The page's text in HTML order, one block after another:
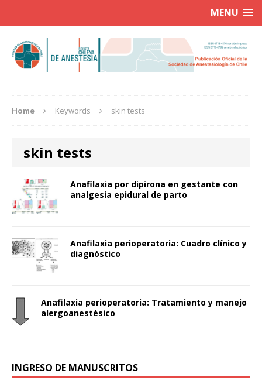
MENU
Home Keywords skin tests
skin tests
Anafilaxia por dipirona en gestante con
analgesia epidural de parto
Anafilaxia perioperatoria: Cuadro clínico y
diagnóstico
Anafilaxia perioperatoria: Tratamiento y manejo
alergoanestésico
INGRESO DE MANUSCRITOS